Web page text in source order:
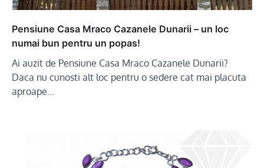
Pensiune Casa Mraco Cazanele Dunarii – un loc
numai bun pentru un popas!
Ai auzit de Pensiune Casa Mraco Cazanele Dunarii?
Daca nu cunosti alt loc pentru o sedere cat mai placuta
aproape…